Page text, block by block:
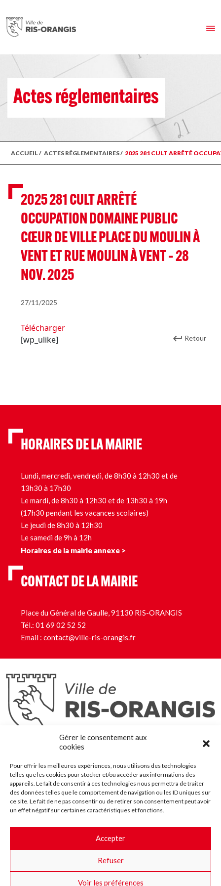
Gérer le consentement aux
cookies
Pour offrir les meilleures expériences, nous utilisons des technologies
telles que les cookies pour stocker et/ou accéder aux informations des
appareils. Le fait de consentir à ces technologies nous permettra de traiter
des données telles que le comportement de navigation ou les ID uniques sur
ce site. Le fait de ne pas consentir ou de retirer son consentement peut avoir
un effet négatif sur certaines caractéristiques et fonctions.
Accepter
Refuser
Voir les préférences
Actes réglementaires
ACCUEIL/ ACTES RÉGLEMENTAIRES/ 2025 281 CULT ARRÊTÉ
2025 281 CULT ARRÊTÉ
OCCUPATION DOMAINE PUBLIC
CŒUR DE VILLE PLACE DU MOULIN À
VENT ET RUE MOULIN À VENT – 28
NOV. 2025
27/11/2025
Télécharger
[wp_ulike]
Retour
HORAIRES DE LA MAIRIE
Lundi, mercredi, vendredi, de 8h30 à 12h30 et de
13h30 à 17h30
Le mardi, de 8h30 à 12h30 et de 13h30 à 19h
(17h30 pendant les vacances scolaires)
Le jeudi de 8h30 à 12h30
Le samedi de 9h à 12h
Horaires de la mairie annexe >
CONTACT DE LA MAIRIE
Place du Général de Gaulle, 91130 RIS-ORANGIS
Tél.: 01 69 02 52 52
Email : contact@ville-ris-orangis.fr
Ris-Orangis
@2022 — Tous droits réservés
Plan du site
Contact
Accessibilité
Crédits
Les marchés publics
Suggestions & Améliorations
Facebook
InstaTwitterYoutube